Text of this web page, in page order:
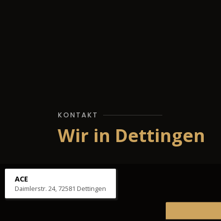
KONTAKT
Wir in Dettingen
ACE
Daimlerstr. 24, 72581 Dettingen